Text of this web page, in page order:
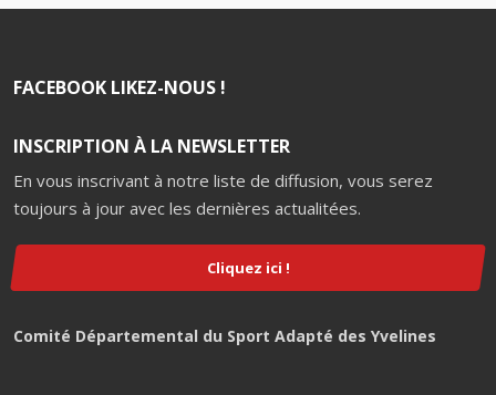
FACEBOOK LIKEZ-NOUS !
INSCRIPTION À LA NEWSLETTER
En vous inscrivant à notre liste de diffusion, vous serez
toujours à jour avec les dernières actualitées.
Cliquez ici !
Comité Départemental du Sport Adapté des Yvelines